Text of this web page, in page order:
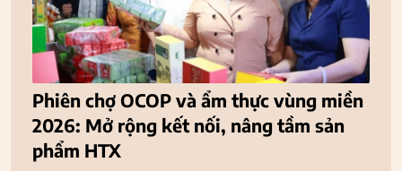
Phiên chợ OCOP và ẩm thực vùng miền
2026: Mở rộng kết nối, nâng tầm sản
phẩm HTX